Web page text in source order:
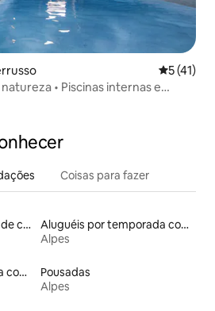
5 de uma
5 (41)
• Piscinas internas e
Coisas para fazer
Aluguel por temporada de casas arredondadas
Aluguéis por temporada com acesso ao lago
Alpes
Aluguéis por temporada com café da manhã
Pousadas
Alpes